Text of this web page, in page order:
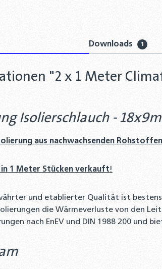
Downloads 1
"2 x 1 Meter
Isolierschlauch -
aus nachwachsenden
1 Meter Stücken verkauft!
und etablierter Qualität ist
die Wärmeverluste von den
nach EnEV und DIN 1988 200 und